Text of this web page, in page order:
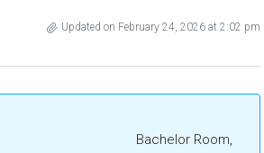
Updated on February 24, 2026 at 2:02 pm
Bachelor Room,